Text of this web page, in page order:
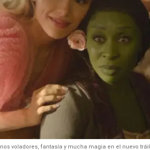
voladores, fantasía y mucha magia en el nuevo